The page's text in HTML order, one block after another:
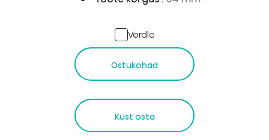
Võrdle
Ostukohad
Kust osta